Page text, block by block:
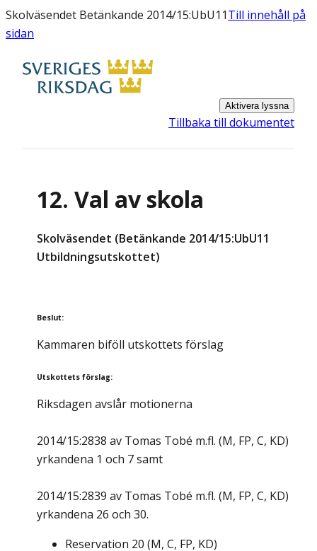
Skolväsendet Betänkande 2014/15:UbU11Till innehåll på
sidan
Aktivera lyssna
Tillbaka till dokumentet
12. Val av skola
Skolväsendet (Betänkande 2014/15:UbU11
Utbildningsutskottet)
Beslut:
Kammaren biföll utskottets förslag
Utskottets förslag:
Riksdagen avslår motionerna
2014/15:2838 av Tomas Tobé m.fl. (M, FP, C, KD)
yrkandena 1 och 7 samt
2014/15:2839 av Tomas Tobé m.fl. (M, FP, C, KD)
yrkandena 26 och 30.
Reservation 20 (M, C, FP, KD)